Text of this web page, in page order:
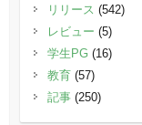
リリース (542)
レビュー (5)
学生PG(16)
教育(57)
記事(250)